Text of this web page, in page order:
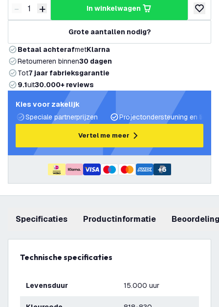
Verminder hoeveelheid
- Verhoog hoeveelheid
+ in winkelwagen
Grote aantallen nodig?
Betaal achterafmetKlarna
Retourneren binnen30 dagen
Tot7 jaar fabrieksgarantie
9.1uit30.000+ reviews
Kies voor zakelijk
Speciale partnerprijzen
Projectondersteuning en
Vertel me meer
+6
Specificaties productinformatie
Technische specificaties
Levensduur 15.000 uur